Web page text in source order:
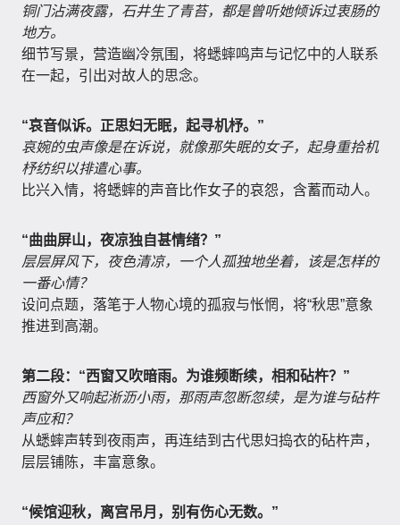
铜门沾满夜露，石井生了青苔，都是曾听她倾诉过衷肠的
地方。
细节写景，营造幽冷氛围，将蟋蟀鸣声与记忆中的人联系
在一起，引出对故人的思念。
“哀音似诉。正思妇无眠，起寻机杼。”
哀婉的虫声像是在诉说，就像那失眠的女子，起身重拾机
杼纺织以排遣心事。
比兴入情，将蟋蟀的声音比作女子的哀怨，含蓄而动人。
“曲曲屏山，夜凉独自甚情绪？”
层层屏风下，夜色清凉，一个人孤独地坐着，该是怎样的
一番心情？
设问点题，落笔于人物心境的孤寂与怅惘，将“秋思”意象
推进到高潮。
第二段：“西窗又吹暗雨。为谁频断续，相和砧杵？”
西窗外又响起淅沥小雨，那雨声忽断忽续，是为谁与砧杵
声应和？
从蟋蟀声转到夜雨声，再连结到古代思妇捣衣的砧杵声，
层层铺陈，丰富意象。
“候馆迎秋，离宫吊月，别有伤心无数。”